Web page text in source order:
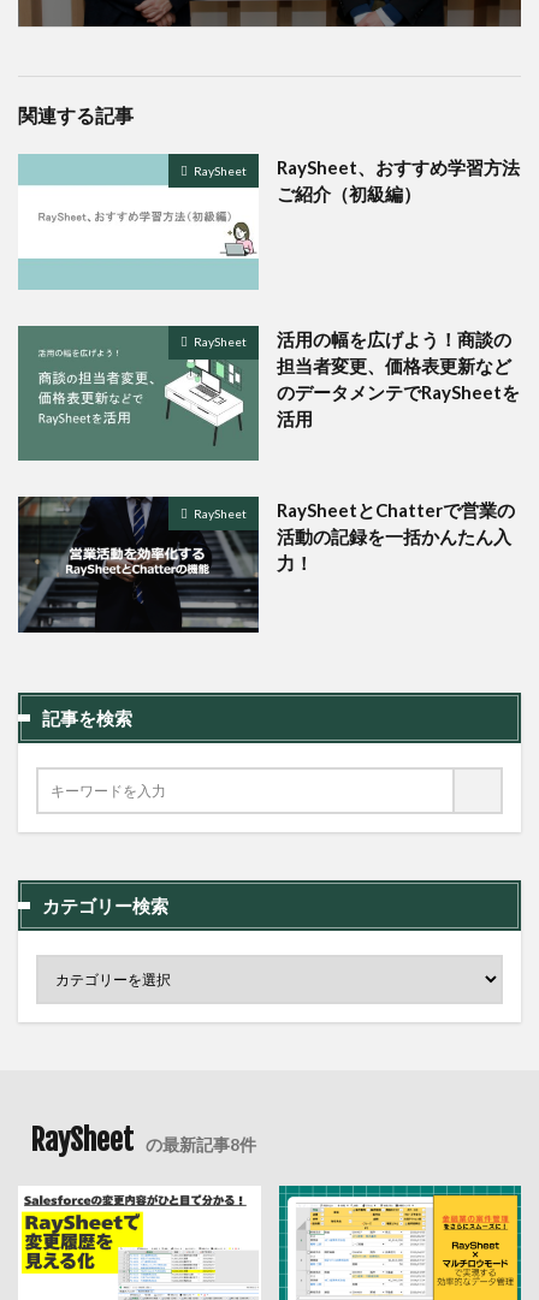
関連する記事
RaySheet
RaySheet、おすすめ学習方法
ご紹介（初級編）
RaySheet
活用の幅を広げよう！商談の
担当者変更、価格表更新など
のデータメンテでRaySheetを
活用
RaySheet
RaySheetとChatterで営業の
活動の記録を一括かんたん入
力！
記事を検索
カテゴリー検索
RaySheet の最新記事8件